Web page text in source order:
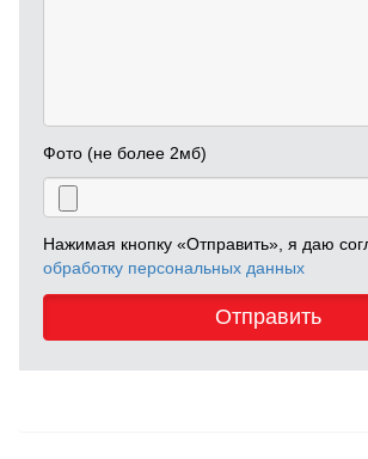
Фото (не более 2мб)
Нажимая кнопку «Отправить», я даю
обработку персональных данных
Отправить